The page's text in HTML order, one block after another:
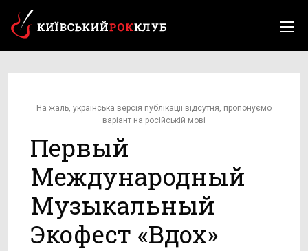
На жаль, українська версія публікації відсутня, пропонуємо
варіант на російській мові
Первый
Международный
Музыкальный
Экофест «Вдох»